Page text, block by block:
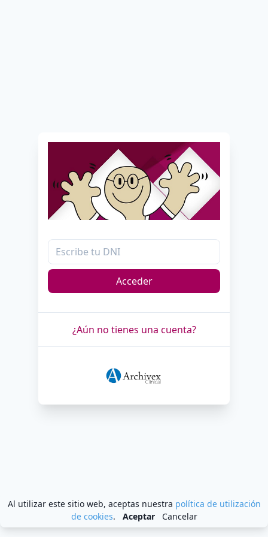
Acceder
¿Aún no tienes una cuenta?
Al utilizar este sitio web, aceptas nuestra política de utilización
de cookies. Aceptar Cancelar